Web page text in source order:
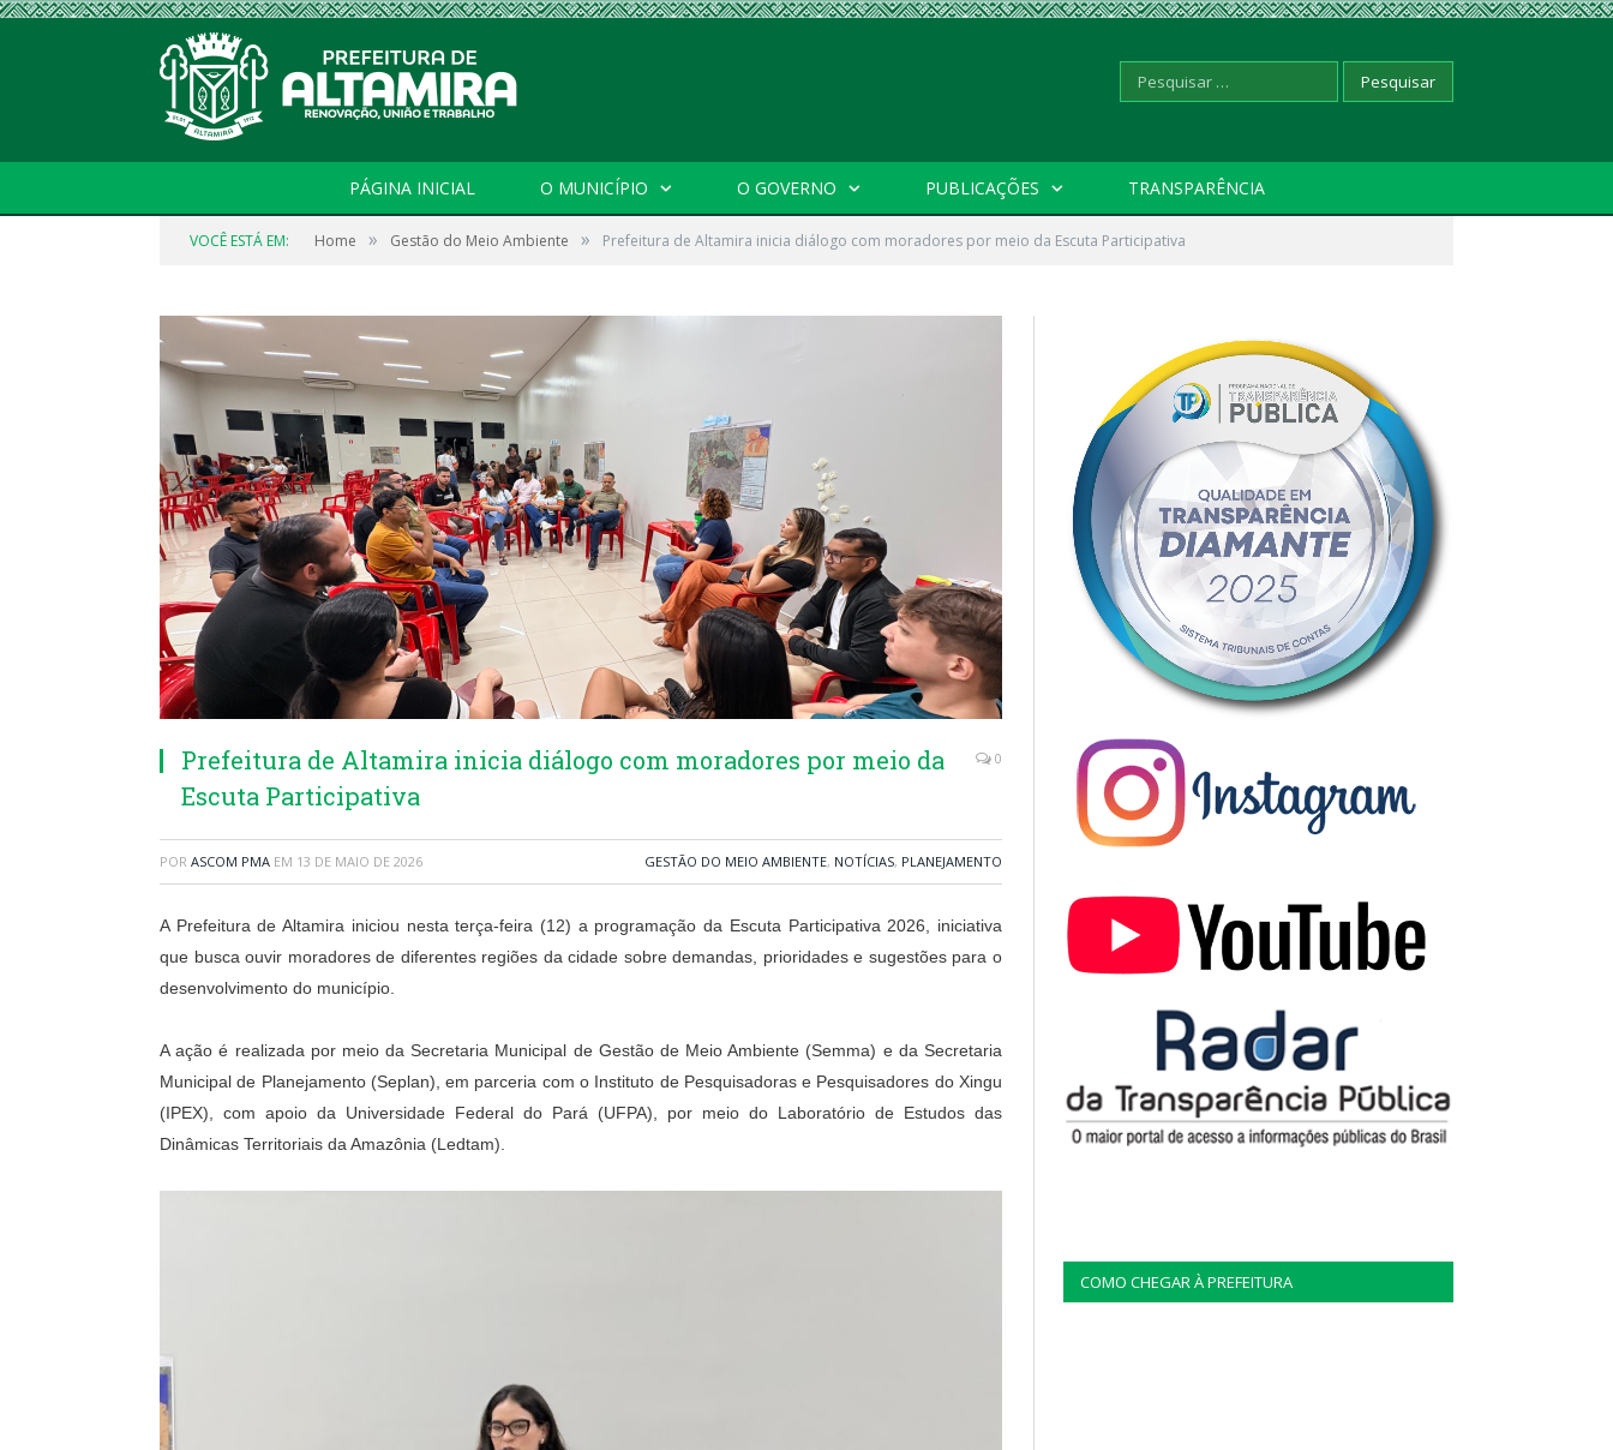
Pesquisar
por:
PÁGINA INICIAL O MUNICÍPIO O GOVERNO PUBLICAÇÕES TRANSPARÊNCIA
VOCÊ ESTÁ EM: Home » Gestão do Meio Ambiente » Prefeitura de Altamira inicia diálogo com moradores por meio da Escuta Participativa
Prefeitura de Altamira inicia diálogo com moradores por meio da
Escuta Participativa
0
POR ASCOM PMA EM 13 DE MAIO DE 2026 GESTÃO DO MEIO AMBIENTE, NOTÍCIAS, PLANEJAMENTO
A Prefeitura de Altamira iniciou nesta terça-feira (12) a programação da Escuta Participativa 2026, iniciativa
que busca ouvir moradores de diferentes regiões da cidade sobre demandas, prioridades e sugestões para o
desenvolvimento do município.
A ação é realizada por meio da Secretaria Municipal de Gestão de Meio Ambiente (Semma) e da Secretaria
Municipal de Planejamento (Seplan), em parceria com o Instituto de Pesquisadoras e Pesquisadores do Xingu
(IPEX), com apoio da Universidade Federal do Pará (UFPA), por meio do Laboratório de Estudos das
Dinâmicas Territoriais da Amazônia (Ledtam).
COMO CHEGAR À PREFEITURA